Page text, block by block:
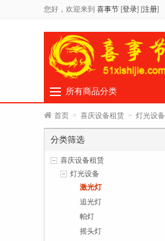
您好，欢迎来到 喜事节 [登录] [注册]
所有商品分类
首页 > 喜庆设备租赁 > 灯光设备
分类筛选
喜庆设备租赁
灯光设备
激光灯
追光灯
帕灯
摇头灯